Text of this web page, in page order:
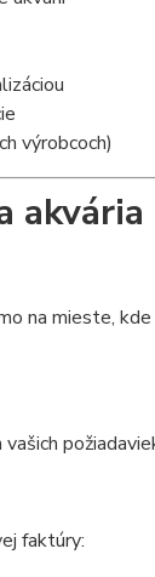
výrobcoch)
akvária
na mieste,
faktúry: